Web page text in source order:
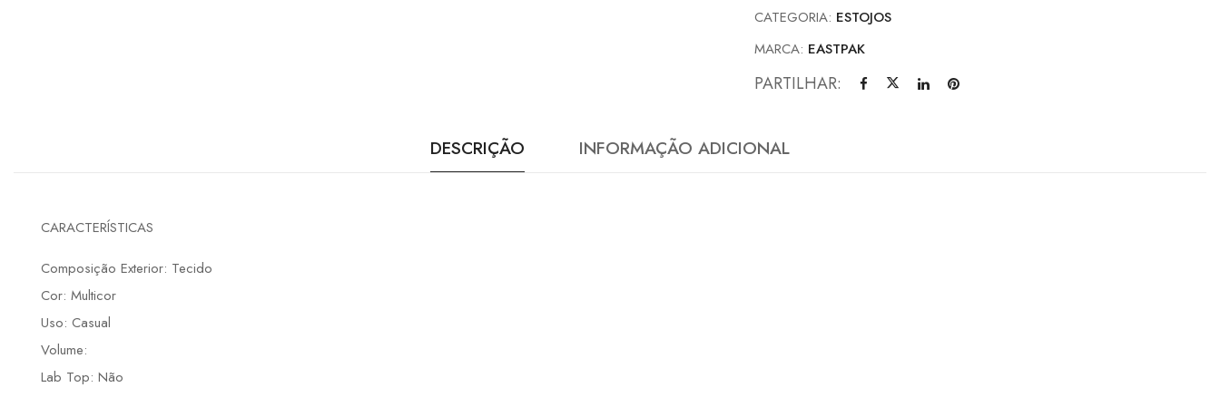
CATEGORIA: ESTOJOS
MARCA: EASTPAK
PARTILHAR:
DESCRIÇÃO INFORMAÇÃO ADICIONAL
CARACTERÍSTICAS
Composição Exterior: Tecido
Cor: Multicor
Uso: Casual
Volume:
Lab Top: Não